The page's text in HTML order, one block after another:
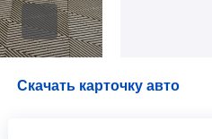
Скачать карточку авто